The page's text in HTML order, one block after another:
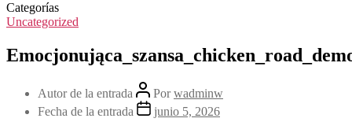
Categorías
Uncategorized
Autor de la entrada Porwadminw
Fecha de la entrada
junio 5, 2026